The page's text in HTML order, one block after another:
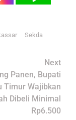
Sekda
Next
Panen, Bupati
Timur Wajibkan
Dibeli Minimal
Rp6.500